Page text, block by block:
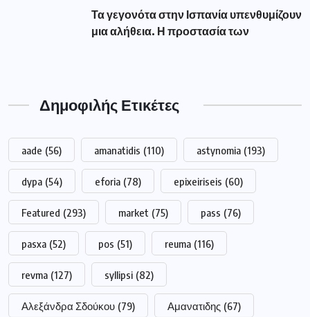
Τα γεγονότα στην Ισπανία υπενθυμίζουν
μια αλήθεια. Η προστασία των
Δημοφιλής Ετικέτες
aade (56) amanatidis (110) astynomia (193)
dypa (54) eforia (78) epixeiriseis (60)
Featured (293) market (75) pass (76)
pasxa (52) pos (51) reuma (116)
revma (127) syllipsi (82)
Αλεξάνδρα Σδούκου (79) Αμανατιδης (67)